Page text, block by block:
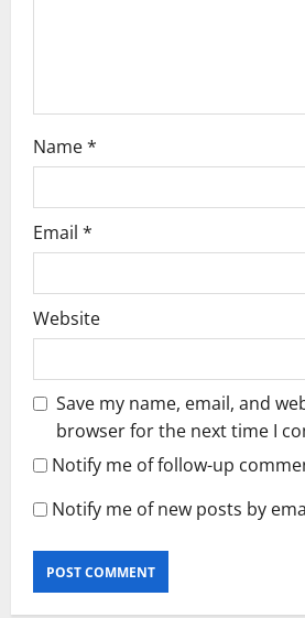
n
Name*
Email *
Website
Save my name, email, and
browser for the next time I
Notify me of follow-up
Notify me of new posts by